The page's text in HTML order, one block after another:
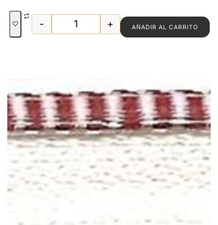
CABEZADA BIC. COLORES cantidad
- + AÑADIR AL CARRITO